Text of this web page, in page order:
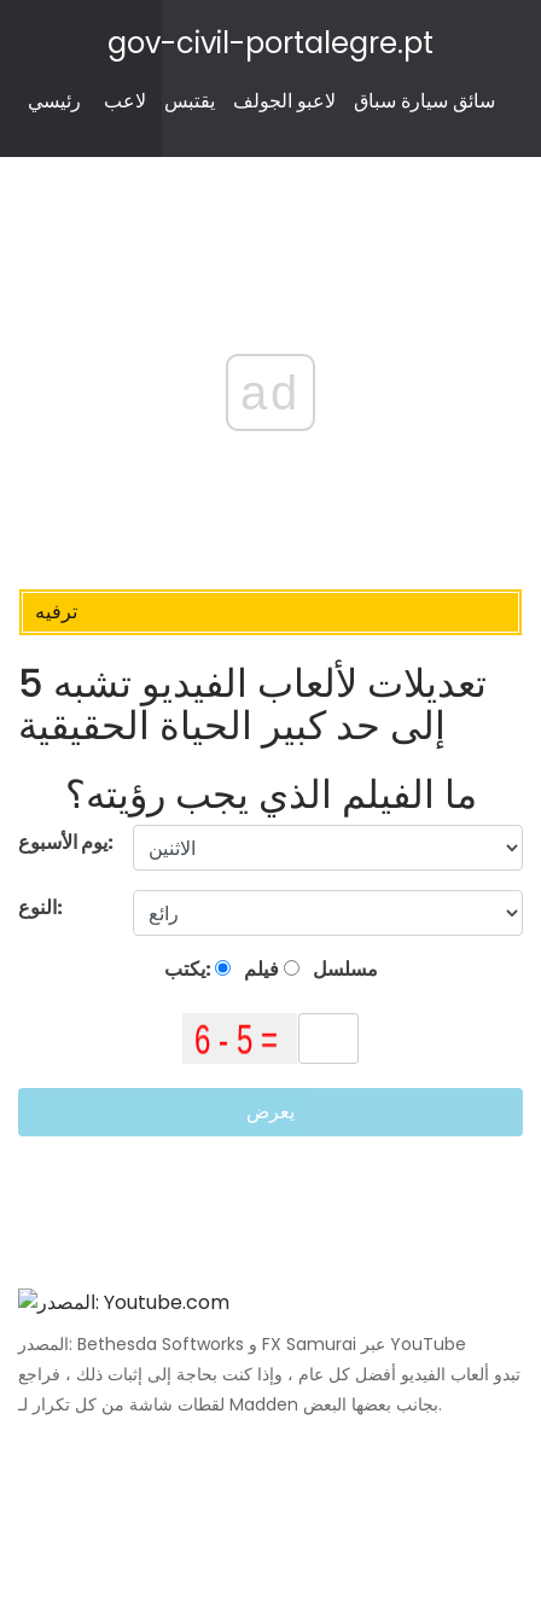
gov-civil-portalegre.pt
رئيسي لاعب يقتبس لاعبو الجولف سائق سيارة سباق
ad
ترفيه
5 تعديلات لألعاب الفيديو تشبه
إلى حد كبير الحياة الحقيقية
ما الفيلم الذي يجب رؤيته؟
يوم الأسبوع:
النوع:
يكتب: فيلم مسلسل
يعرض
المصدر: Bethesda Softworks و FX Samurai عبر YouTube
تبدو ألعاب الفيديو أفضل كل عام ، وإذا كنت بحاجة إلى إثبات ذلك ، فراجع
لقطات شاشة من كل تكرار لـ Madden بجانب بعضها البعض.